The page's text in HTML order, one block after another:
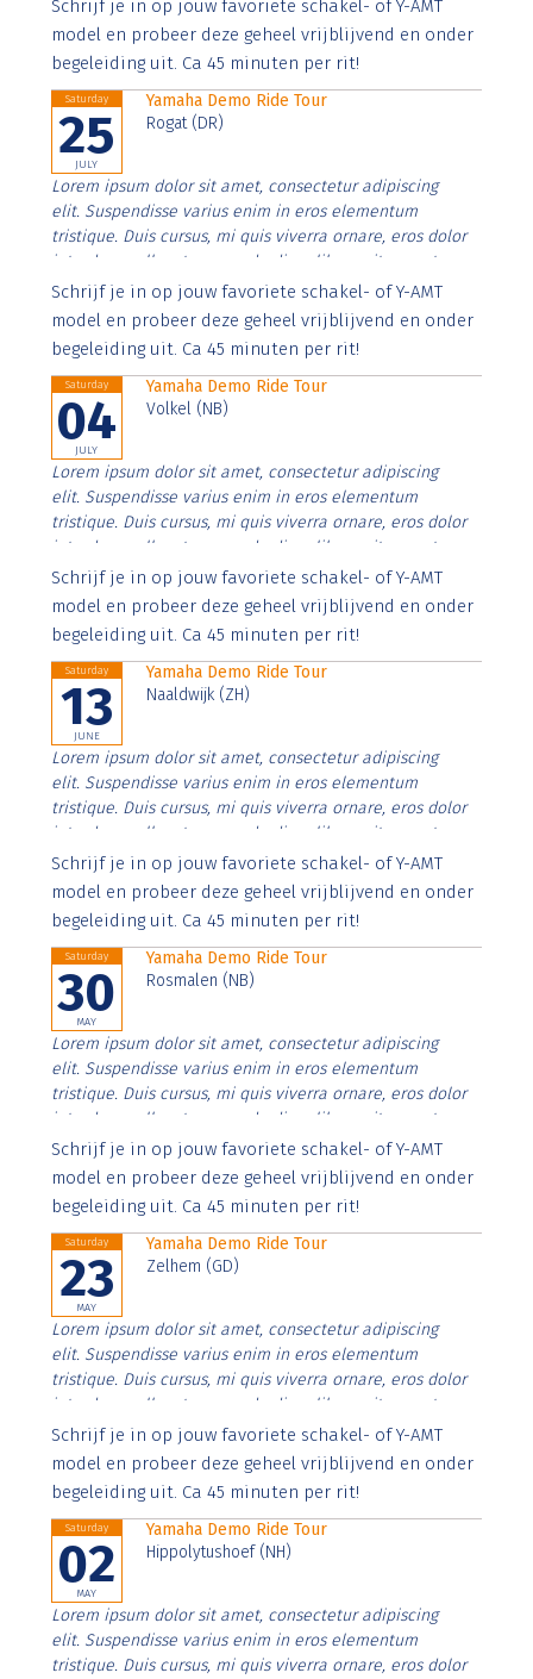
imperdiet. Nunc ut sem vitae risus tristique posuere.
Schrijf je in op jouw favoriete schakel- of Y-AMT
model en probeer deze geheel vrijblijvend en onder
begeleiding uit. Ca 45 minuten per rit!
Saturday
25
JULY
Yamaha Demo Ride Tour
Rogat (DR)
Lorem ipsum dolor sit amet, consectetur adipiscing
elit. Suspendisse varius enim in eros elementum
tristique. Duis cursus, mi quis viverra ornare, eros dolor
interdum nulla, ut commodo diam libero vitae erat.
Aenean faucibus nibh et justo cursus id rutrum lorem
imperdiet. Nunc ut sem vitae risus tristique posuere.
Schrijf je in op jouw favoriete schakel- of Y-AMT
model en probeer deze geheel vrijblijvend en onder
begeleiding uit. Ca 45 minuten per rit!
Saturday
04
JULY
Yamaha Demo Ride Tour
Volkel (NB)
Lorem ipsum dolor sit amet, consectetur adipiscing
elit. Suspendisse varius enim in eros elementum
tristique. Duis cursus, mi quis viverra ornare, eros dolor
interdum nulla, ut commodo diam libero vitae erat.
Aenean faucibus nibh et justo cursus id rutrum lorem
imperdiet. Nunc ut sem vitae risus tristique posuere.
Schrijf je in op jouw favoriete schakel- of Y-AMT
model en probeer deze geheel vrijblijvend en onder
begeleiding uit. Ca 45 minuten per rit!
Saturday
13
JUNE
Yamaha Demo Ride Tour
Naaldwijk (ZH)
Lorem ipsum dolor sit amet, consectetur adipiscing
elit. Suspendisse varius enim in eros elementum
tristique. Duis cursus, mi quis viverra ornare, eros dolor
interdum nulla, ut commodo diam libero vitae erat.
Aenean faucibus nibh et justo cursus id rutrum lorem
imperdiet. Nunc ut sem vitae risus tristique posuere.
Schrijf je in op jouw favoriete schakel- of Y-AMT
model en probeer deze geheel vrijblijvend en onder
begeleiding uit. Ca 45 minuten per rit!
Saturday
30
MAY
Yamaha Demo Ride Tour
Rosmalen (NB)
Lorem ipsum dolor sit amet, consectetur adipiscing
elit. Suspendisse varius enim in eros elementum
tristique. Duis cursus, mi quis viverra ornare, eros dolor
interdum nulla, ut commodo diam libero vitae erat.
Aenean faucibus nibh et justo cursus id rutrum lorem
imperdiet. Nunc ut sem vitae risus tristique posuere.
Schrijf je in op jouw favoriete schakel- of Y-AMT
model en probeer deze geheel vrijblijvend en onder
begeleiding uit. Ca 45 minuten per rit!
Saturday
23
MAY
Yamaha Demo Ride Tour
Zelhem (GD)
Lorem ipsum dolor sit amet, consectetur adipiscing
elit. Suspendisse varius enim in eros elementum
tristique. Duis cursus, mi quis viverra ornare, eros dolor
interdum nulla, ut commodo diam libero vitae erat.
Aenean faucibus nibh et justo cursus id rutrum lorem
imperdiet. Nunc ut sem vitae risus tristique posuere.
Schrijf je in op jouw favoriete schakel- of Y-AMT
model en probeer deze geheel vrijblijvend en onder
begeleiding uit. Ca 45 minuten per rit!
Saturday
02
MAY
Yamaha Demo Ride Tour
Hippolytushoef (NH)
Lorem ipsum dolor sit amet, consectetur adipiscing
elit. Suspendisse varius enim in eros elementum
tristique. Duis cursus, mi quis viverra ornare, eros dolor